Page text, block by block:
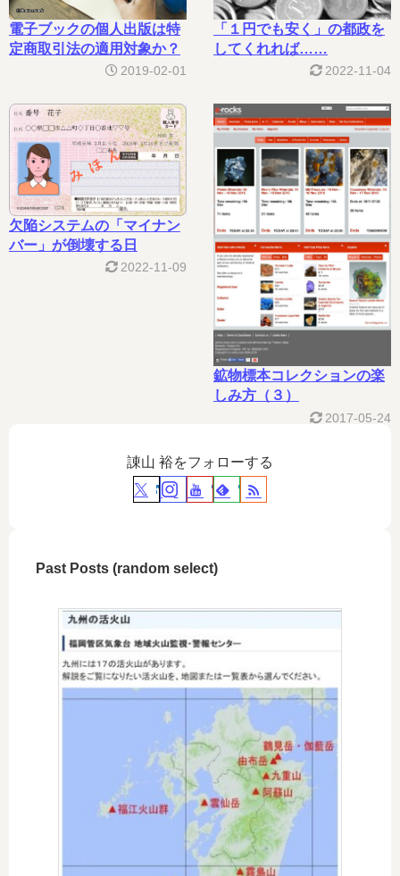
電子ブックの個人出版は特
定商取引法の適用対象か？
2019-02-01
「１円でも安く」の都政を
してくれれば……
2022-11-04
欠陥システムの「マイナン
バー」が倒壊する日
2022-11-09
鉱物標本コレクションの楽
しみ方（３）
2017-05-24
諌山 裕をフォローする
Past Posts (random select)